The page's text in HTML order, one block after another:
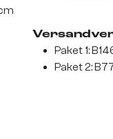
Paket 1:
Paket 2: